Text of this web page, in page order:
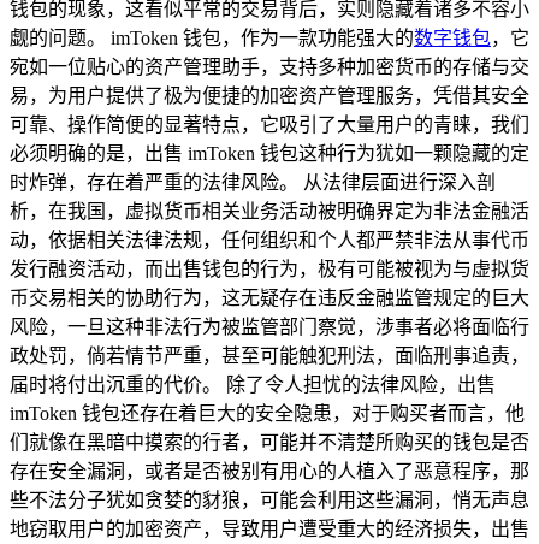
钱包的现象，这看似平常的交易背后，实则隐藏着诸多不容小
觑的问题。 imToken 钱包，作为一款功能强大的数字钱包，它
宛如一位贴心的资产管理助手，支持多种加密货币的存储与交
易，为用户提供了极为便捷的加密资产管理服务，凭借其安全
可靠、操作简便的显著特点，它吸引了大量用户的青睐，我们
必须明确的是，出售 imToken 钱包这种行为犹如一颗隐藏的定
时炸弹，存在着严重的法律风险。 从法律层面进行深入剖
析，在我国，虚拟货币相关业务活动被明确界定为非法金融活
动，依据相关法律法规，任何组织和个人都严禁非法从事代币
发行融资活动，而出售钱包的行为，极有可能被视为与虚拟货
币交易相关的协助行为，这无疑存在违反金融监管规定的巨大
风险，一旦这种非法行为被监管部门察觉，涉事者必将面临行
政处罚，倘若情节严重，甚至可能触犯刑法，面临刑事追责，
届时将付出沉重的代价。 除了令人担忧的法律风险，出售
imToken 钱包还存在着巨大的安全隐患，对于购买者而言，他
们就像在黑暗中摸索的行者，可能并不清楚所购买的钱包是否
存在安全漏洞，或者是否被别有用心的人植入了恶意程序，那
些不法分子犹如贪婪的豺狼，可能会利用这些漏洞，悄无声息
地窃取用户的加密资产，导致用户遭受重大的经济损失，出售